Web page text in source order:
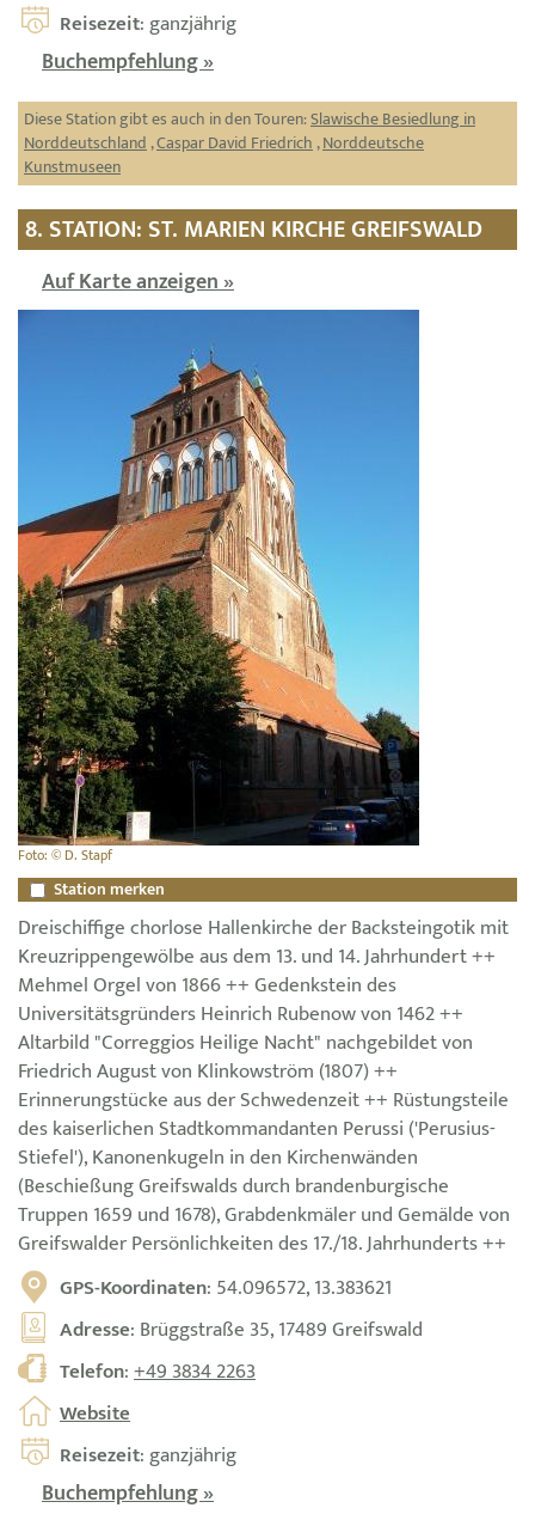
Reisezeit: ganzjährig
Buchempfehlung »
Diese Station gibt es auch in den Touren:Slawische Besiedlung in
Norddeutschland,Caspar David Friedrich,Norddeutsche
Kunstmuseen
8. STATION: ST. MARIEN KIRCHE GREIFSWALD
Auf Karte anzeigen »
Foto: © D. Stapf
Station merken
Dreischiffige chorlose Hallenkirche der Backsteingotik mit
Kreuzrippengewölbe aus dem 13. und 14. Jahrhundert ++
Mehmel Orgel von 1866 ++ Gedenkstein des
Universitätsgründers Heinrich Rubenow von 1462 ++
Altarbild "Correggios Heilige Nacht" nachgebildet von
Friedrich August von Klinkowström (1807) ++
Erinnerungstücke aus der Schwedenzeit ++ Rüstungsteile
des kaiserlichen Stadtkommandanten Perussi ('Perusius-
Stiefel'), Kanonenkugeln in den Kirchenwänden
(Beschießung Greifswalds durch brandenburgische
Truppen 1659 und 1678), Grabdenkmäler und Gemälde von
Greifswalder Persönlichkeiten des 17./18. Jahrhunderts ++
GPS-Koordinaten: 54.096572, 13.383621
Adresse: Brüggstraße 35, 17489 Greifswald
Telefon:+49 3834 2263
Website
Reisezeit: ganzjährig
Buchempfehlung »